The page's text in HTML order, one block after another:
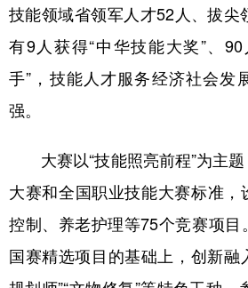
技能领域省领军人才52人、拔尖
有9人获得“中华技能大奖”、
手”，技能人才服务经济社会发
强。
大赛以“技能照亮前程”为主题
大赛和全国职业技能大赛标准，
控制、养老护理等75个竞赛项
国赛精选项目的基础上，创新融